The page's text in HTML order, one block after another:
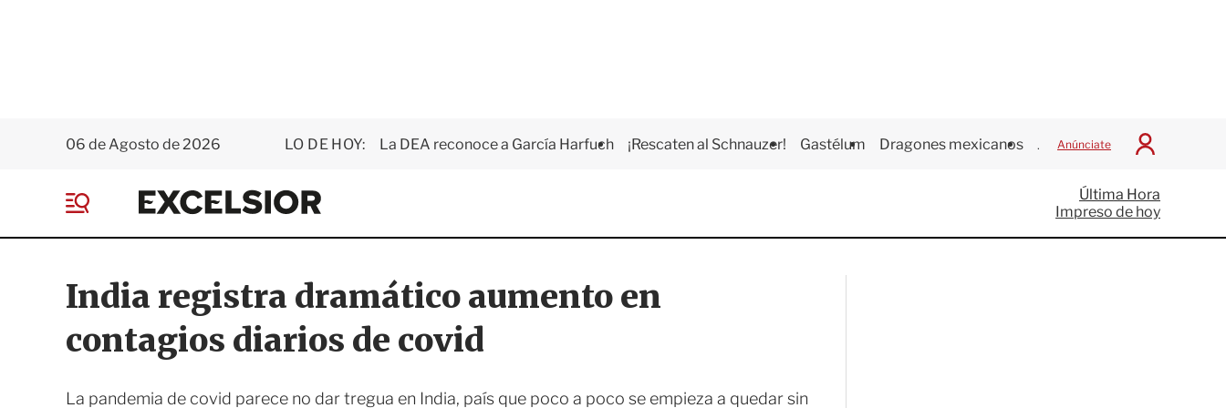
06 de Agosto de 2026 LO DE HOY: La DEA reconoce a García Harfuch ¡Rescaten al Schnauzer! Gastélum Dragones mexicanos Juegos Centroamericanos
Anúnciate
I
c
i
a
E
x
e
i
o
r
e
Última Hora
Impreso de hoy
India registra dramático aumento en
contagios diarios de covid
La pandemia de covid parece no dar tregua en India, país que poco a poco se empieza a quedar sin